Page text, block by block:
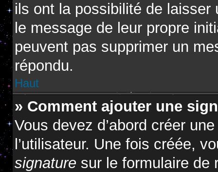
ils ont la possibilité de laisser
le message de leur propre
peuvent pas supprimer un
répondu.
Haut
» Comment ajouter une
Vous devez d’abord créer
l’utilisateur. Une fois créée,
signature sur le formulaire de